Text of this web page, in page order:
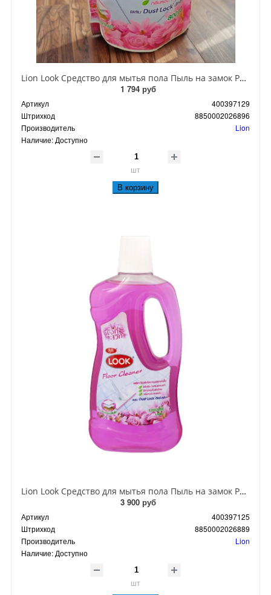
Lion Look Средство для мытья пола Пыль на замок Роза 800 мл Запасной блок
1 794 руб
Артикул
400397129
Штрихкод
8850002026896
Производитель
Lion
Наличие: Доступно
шт
В корзину
Lion Look Средство для мытья пола Пыль на замок Роза 920 мл
3 900 руб
Артикул
400397125
Штрихкод
8850002026889
Производитель
Lion
Наличие: Доступно
шт